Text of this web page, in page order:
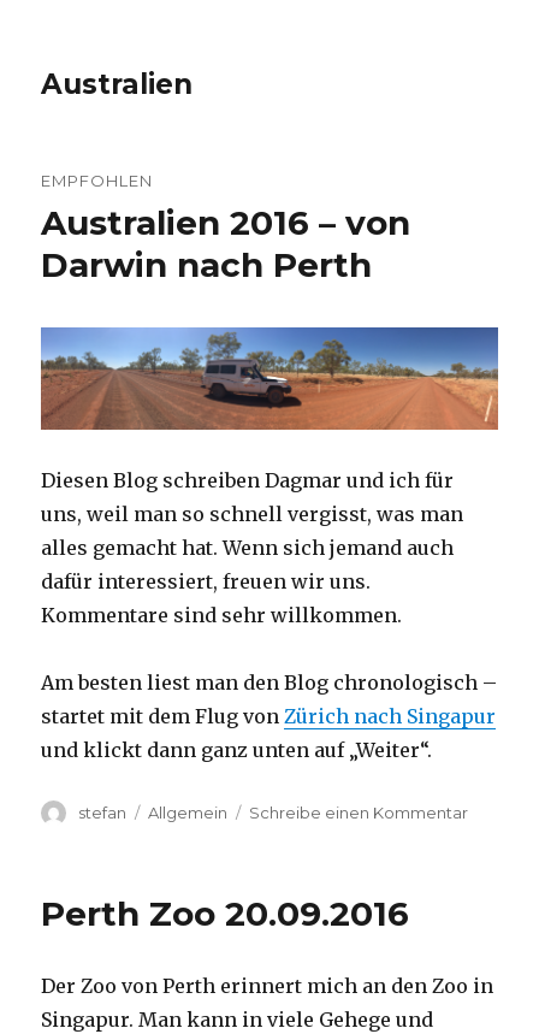
Australien
EMPFOHLEN
Australien 2016 – von
Darwin nach Perth
Diesen Blog schreiben Dagmar und ich für
uns, weil man so schnell vergisst, was man
alles gemacht hat. Wenn sich jemand auch
dafür interessiert, freuen wir uns.
Kommentare sind sehr willkommen.
Am besten liest man den Blog chronologisch –
startet mit dem Flug vonZürich nach Singapur
und klickt dann ganz unten auf „Weiter“.
Autor
stefan Kategorien
Allgemein Schreibe einen Kommentarzu
Perth
Perth Zoo 20.09.2016
Der Zoo von Perth erinnert mich an den Zoo in
Singapur. Man kann in viele Gehege und